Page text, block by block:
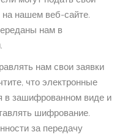
нашем веб-сайте.
нам в
нам свои заявки
что электронные
в зашифрованном виде и
шифрование.
за передачу